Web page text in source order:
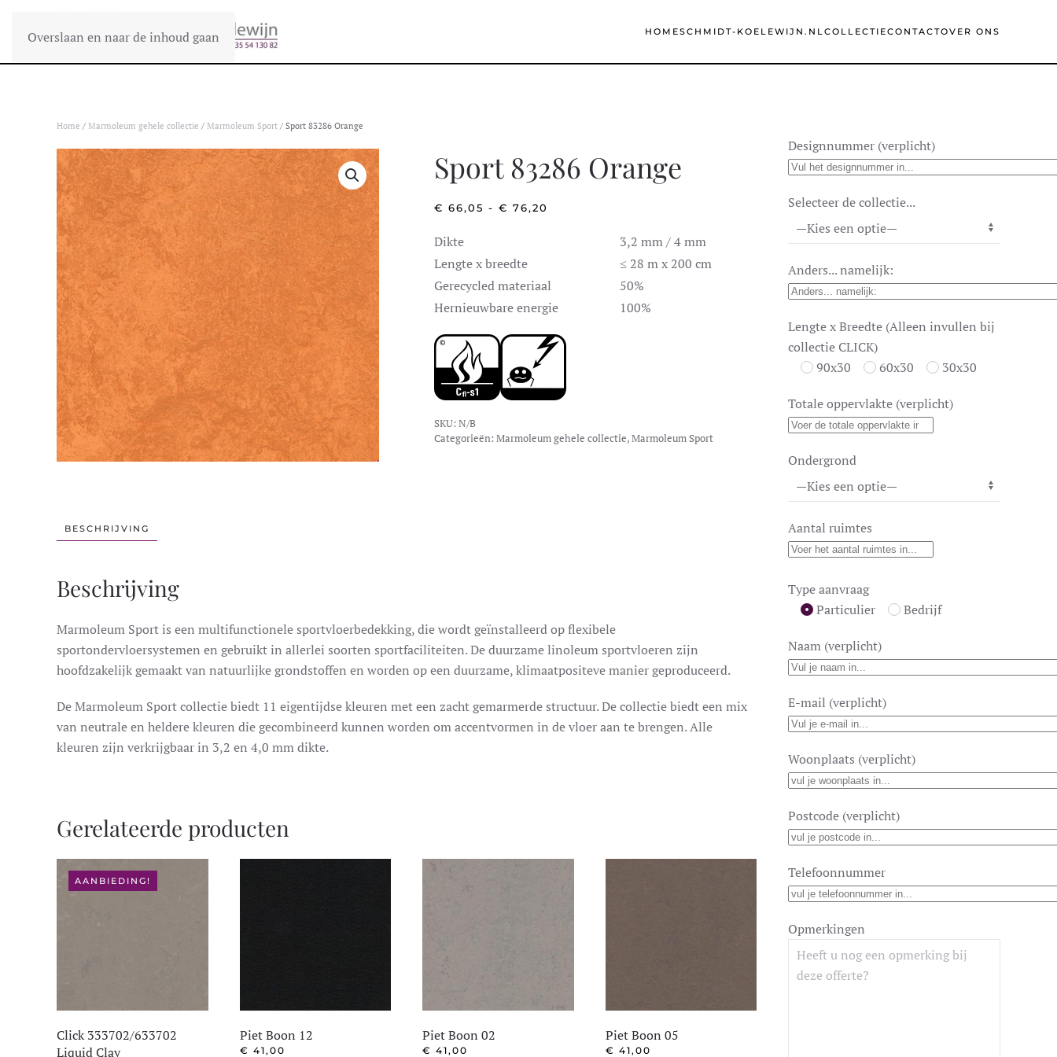
Overslaan en naar de inhoud gaan HOMESCHMIDT-KOELEWIJN.NL COLLECTIECONTACTOVER ONS
Home / Marmoleum gehele collectie / Marmoleum Sport / Sport 83286 Orange
Sport 83286 Orange
€ 66,05 - € 76,20
Dikte
3,2 mm / 4 mm
Lengte x breedte
≤ 28 m x 200 cm
Gerecycled materiaal
50%
Hernieuwbare energie
100%
SKU: N/B
Categorieën: Marmoleum gehele collectie,Marmoleum Sport
BESCHRIJVING
Beschrijving
Marmoleum Sport is een multifunctionele sportvloerbedekking, die wordt geïnstalleerd op flexibele
sportondervloersystemen en gebruikt in allerlei soorten sportfaciliteiten. De duurzame linoleum sportvloeren zijn
hoofdzakelijk gemaakt van natuurlijke grondstoffen en worden op een duurzame, klimaatpositeve manier geproduceerd.
De Marmoleum Sport collectie biedt 11 eigentijdse kleuren met een zacht gemarmerde structuur. De collectie biedt een mix
van neutrale en heldere kleuren die gecombineerd kunnen worden om accentvormen in de vloer aan te brengen. Alle
kleuren zijn verkrijgbaar in 3,2 en 4,0 mm dikte.
Gerelateerde producten
AANBIEDING!
Click 333702/633702
Liquid Clay
Piet Boon 12
€ 41,00
Piet Boon 02
€ 41,00
Piet Boon 05
€ 41,00
Designnummer (verplicht)
Selecteer de collectie...
Anders... namelijk:
Lengte x Breedte (Alleen invullen bij
collectie CLICK)
90x30
60x30 30x30
Totale oppervlakte (verplicht)
Ondergrond
Aantal ruimtes
Type aanvraag
Particulier
Bedrijf
Naam (verplicht)
E-mail (verplicht)
Woonplaats (verplicht)
Postcode (verplicht)
Telefoonnummer
Opmerkingen